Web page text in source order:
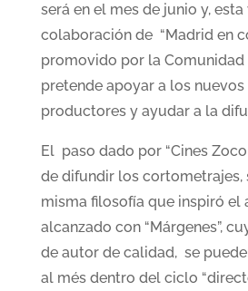
será en el mes de junio y, esta
colaboración de “Madrid en
promovido por la Comunidad
pretende apoyar a los
productores y ayudar a la
El paso dado por “Cines
de difundir los cortometrajes,
misma filosofía que inspiró el
alcanzado con “Márgenes”,
de autor de calidad, se
al més dentro del ciclo